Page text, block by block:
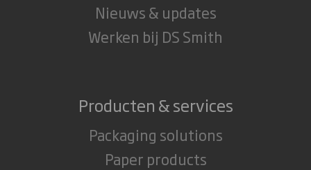
Nieuws & updates
Werken bij DS Smith
Producten & services
Packaging solutions
Paper products